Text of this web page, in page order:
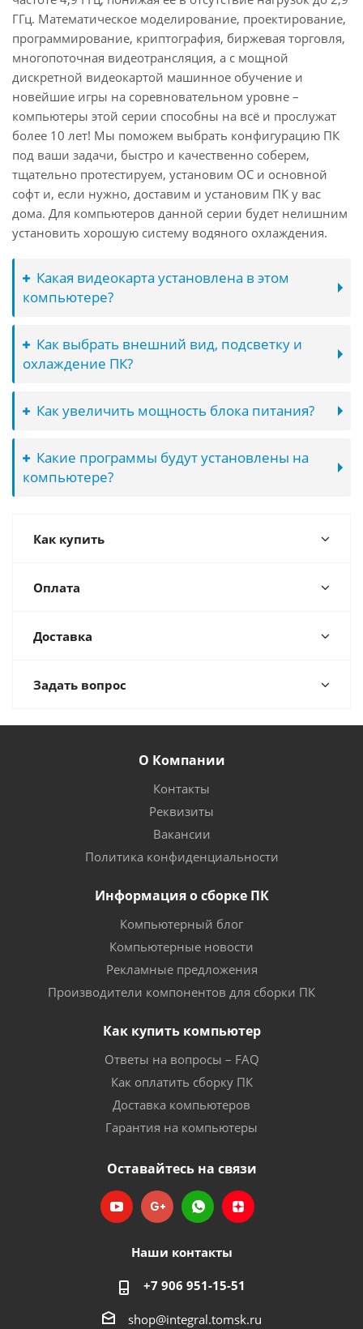
ГГц. Математическое моделирование, проектирование,
программирование, криптография, биржевая торговля,
многопоточная видеотрансляция, а с мощной
дискретной видеокартой машинное обучение и
новейшие игры на соревновательном уровне –
компьютеры этой серии способны на всё и прослужат
более 10 лет! Мы поможем выбрать конфигурацию ПК
под ваши задачи, быстро и качественно соберем,
тщательно протестируем, установим ОС и основной
софт и, если нужно, доставим и установим ПК у вас
дома. Для компьютеров данной серии будет нелишним
установить хорошую систему водяного охлаждения.
Какая видеокарта установлена в этом
компьютере?
Как выбрать внешний вид, подсветку и
охлаждение ПК?
Как увеличить мощность блока питания?
Какие программы будут установлены на
компьютере?
Как купить
Оплата
Доставка
Задать вопрос
О Компании
Контакты
Реквизиты
Вакансии
Политика конфиденциальности
Информация о сборке ПК
Компьютерный блог
Компьютерные новости
Рекламные предложения
Производители компонентов для сборки ПК
Как купить компьютер
Ответы на вопросы – FAQ
Как оплатить сборку ПК
Доставка компьютеров
Гарантия на компьютеры
Оставайтесь на связи
Наши контакты
+7 906 951-15-51
shop@integral.tomsk.ru